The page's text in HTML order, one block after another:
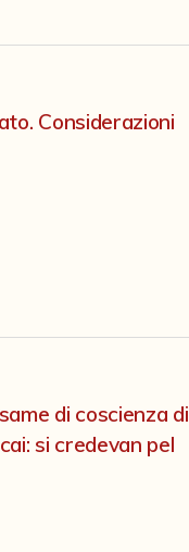
Considerazioni
di coscienza di
si credevan pel